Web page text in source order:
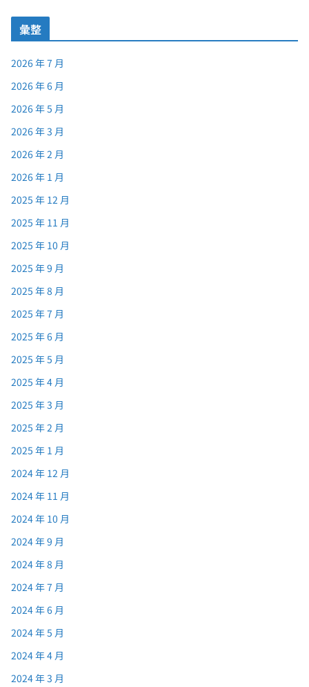
彙整
2026 年 7 月
2026 年 6 月
2026 年 5 月
2026 年 3 月
2026 年 2 月
2026 年 1 月
2025 年 12 月
2025 年 11 月
2025 年 10 月
2025 年 9 月
2025 年 8 月
2025 年 7 月
2025 年 6 月
2025 年 5 月
2025 年 4 月
2025 年 3 月
2025 年 2 月
2025 年 1 月
2024 年 12 月
2024 年 11 月
2024 年 10 月
2024 年 9 月
2024 年 8 月
2024 年 7 月
2024 年 6 月
2024 年 5 月
2024 年 4 月
2024 年 3 月